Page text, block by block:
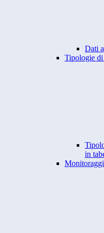
Dati
Tipologie
in